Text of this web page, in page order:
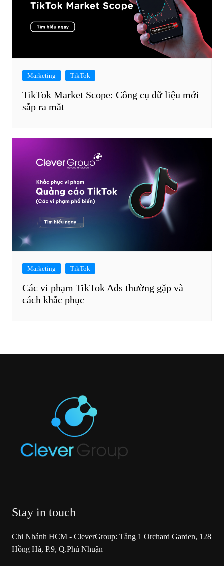
Marketing TikTok
TikTok Market Scope: Công cụ dữ liệu mới
sắp ra mắt
Marketing TikTok
Các vi phạm TikTok Ads thường gặp và
cách khắc phục
Stay in touch
Chi Nhánh HCM - CleverGroup: Tầng 1 Orchard Garden, 128
Hồng Hà, P.9, Q.Phú Nhuận